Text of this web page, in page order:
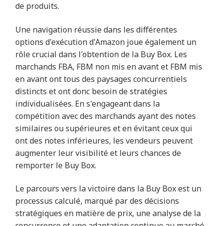
de produits.
Une navigation réussie dans les différentes
options d'exécution d'Amazon joue également un
rôle crucial dans l'obtention de la Buy Box. Les
marchands FBA, FBM non mis en avant et FBM mis
en avant ont tous des paysages concurrentiels
distincts et ont donc besoin de stratégies
individualisées. En s'engageant dans la
compétition avec des marchands ayant des notes
similaires ou supérieures et en évitant ceux qui
ont des notes inférieures, les vendeurs peuvent
augmenter leur visibilité et leurs chances de
remporter le Buy Box.
Le parcours vers la victoire dans la Buy Box est un
processus calculé, marqué par des décisions
stratégiques en matière de prix, une analyse de la